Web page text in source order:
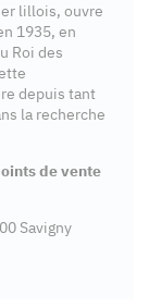
lillois, ouvre
1935, en
Roi des
depuis tant
la recherche
de vente
Savigny